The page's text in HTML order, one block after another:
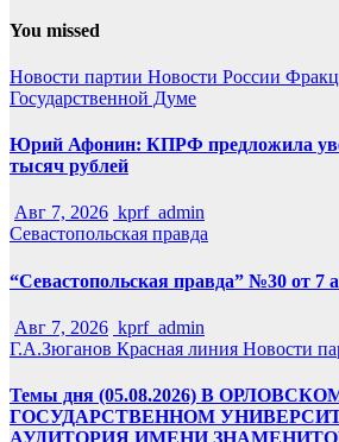
You missed
Новости партии Новости России
Государственной Думе
Юрий Афонин: КПРФ предложила
тысяч рублей
Авг 7, 2026 kprf_admin
Севастопольская правда
“Севастопольская правда” №30 от 7
Авг 7, 2026 kprf_admin
Г.А.Зюганов Красная линия Новости
Темы дня (05.08.2026) В
ГОСУДАРСТВЕННОМ